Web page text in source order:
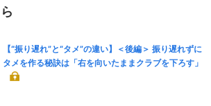
【“振り遅れ”と“タメ”の違い】＜後編＞ 振り遅れずに
タメを作る秘訣は「右を向いたままクラブを下ろす」